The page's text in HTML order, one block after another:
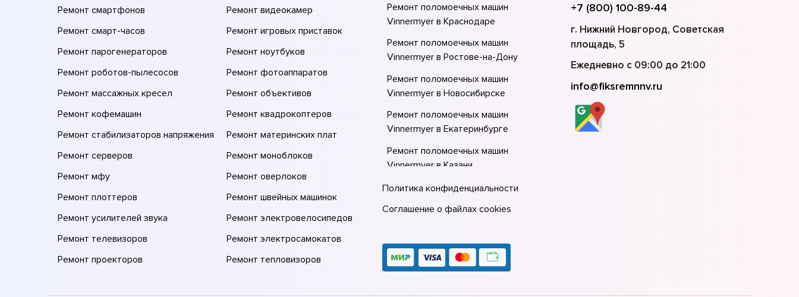
Ремонт смартфонов
Ремонт смарт-часов
Ремонт парогенераторов
Ремонт роботов-пылесосов
Ремонт массажных кресел
Ремонт кофемашин
Ремонт стабилизаторов напряжения
Ремонт серверов
Ремонт мфу
Ремонт плоттеров
Ремонт усилителей звука
Ремонт телевизоров
Ремонт проекторов
Ремонт видеокамер
Ремонт игровых приставок
Ремонт ноутбуков
Ремонт фотоаппаратов
Ремонт объективов
Ремонт квадрокоптеров
Ремонт материнских плат
Ремонт моноблоков
Ремонт оверлоков
Ремонт швейных машинок
Ремонт электровелосипедов
Ремонт электросамокатов
Ремонт тепловизоров
Ремонт поломоечных машин
Vinnermyer в Краснодаре
Ремонт поломоечных машин
Vinnermyer в Ростове-на-Донy
Ремонт поломоечных машин
Vinnermyer в Новосибирске
Ремонт поломоечных машин
Vinnermyer в Екатеринбурге
Ремонт поломоечных машин
Vinnermyer в Казани
Ремонт поломоечных машин
Политика конфиденциальности
Соглашение о файлах cookies
+7 (800) 100-89-44
г. Нижний Новгород, Советская
площадь, 5
Ежедневно с 09:00 до 21:00
info@fiksremnnv.ru